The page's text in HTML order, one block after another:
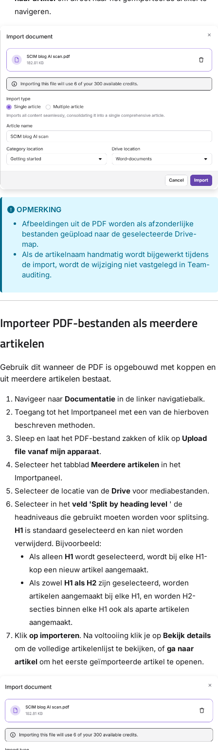
navigeren.
OPMERKING
Afbeeldingen uit de PDF worden als afzonderlijke
bestanden geüpload naar de geselecteerde Drive-
map.
Als de artikelnaam handmatig wordt bijgewerkt tijdens
de import, wordt de wijziging niet vastgelegd in Team-
auditing.
Importeer PDF-bestanden als meerdere
artikelen
Gebruik dit wanneer de PDF is opgebouwd met koppen en
uit meerdere artikelen bestaat.
Navigeer naar Documentatie in de linker navigatiebalk.
Toegang tot het Importpaneel met een van de hierboven
beschreven methoden.
Sleep en laat het PDF-bestand zakken of klik op Upload
file vanaf mijn apparaat.
Selecteer het tabblad Meerdere artikelen in het
Importpaneel.
Selecteer de locatie van de Drive voor mediabestanden.
Selecteer in het veld 'Split by heading level ' de
headniveaus die gebruikt moeten worden voor splitsing.
H1 is standaard geselecteerd en kan niet worden
verwijderd. Bijvoorbeeld:
Als alleen H1 wordt geselecteerd, wordt bij elke H1-
kop een nieuw artikel aangemaakt.
Als zowel H1 als H2 zijn geselecteerd, worden
artikelen aangemaakt bij elke H1, en worden H2-
secties binnen elke H1 ook als aparte artikelen
aangemaakt.
Klik op importeren. Na voltooiing klik je op Bekijk details
om de volledige artikelenlijst te bekijken, of ga naar
artikel om het eerste geïmporteerde artikel te openen.